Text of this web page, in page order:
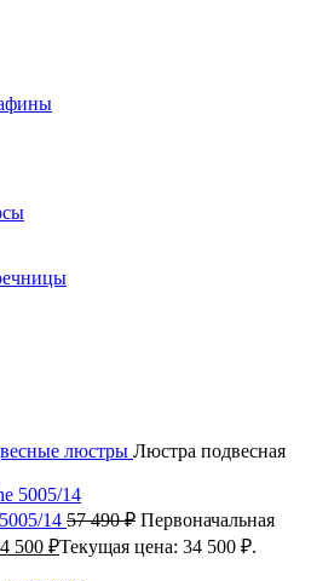
люстры Люстра подвесная
14 57 490₽ Первоначальная
500 ₽Текущая цена: 34 500 ₽.